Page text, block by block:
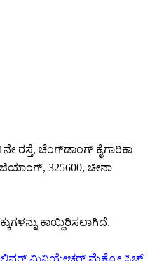
ರಸ್ತೆ, ಚೆಂಗ್‌ಡಾಂಗ್ ಕೈಗಾರಿಕಾ
325600, ಚೀನಾ
ಕಾಯ್ದಿರಿಸಲಾಗಿದೆ.